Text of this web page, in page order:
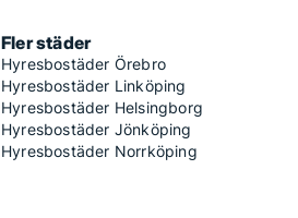
Fler städer
Hyresbostäder Örebro
Hyresbostäder Linköping
Hyresbostäder Helsingborg
Hyresbostäder Jönköping
Hyresbostäder Norrköping